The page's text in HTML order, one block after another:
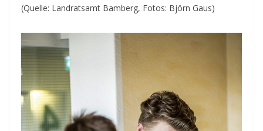
(Quelle: Landratsamt Bamberg, Fotos: Björn Gaus)